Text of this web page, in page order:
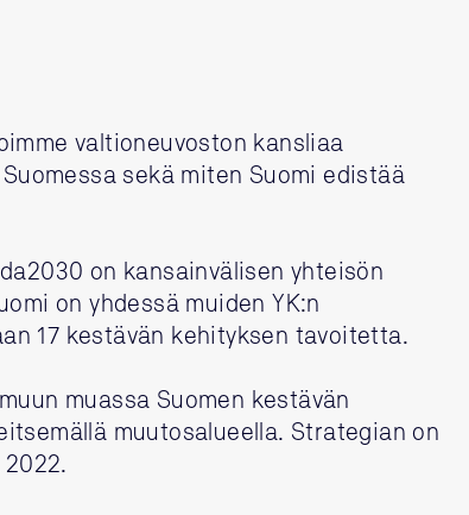
valtioneuvoston kansliaa
sekä miten Suomi edistää
on kansainvälisen yhteisön
on yhdessä muiden YK:n
17 kestävän kehityksen tavoitetta.
muassa Suomen kestävän
muutosalueella. Strategian on